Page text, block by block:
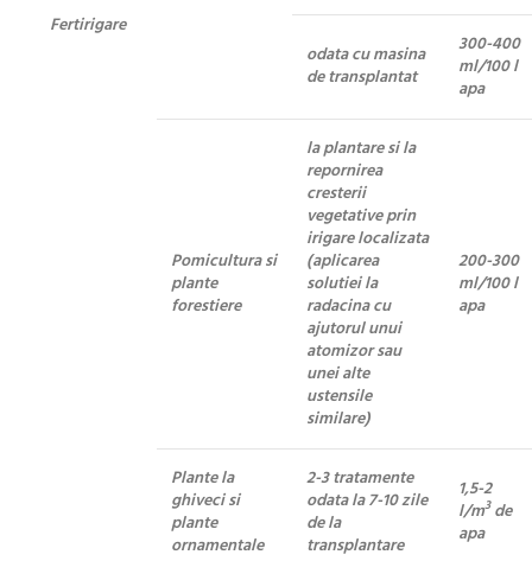
Fertirigare
odata cu masina
de transplantat
300-400
ml/100 l
apa
Pomicultura si
plante
forestiere
la plantare si la
repornirea
cresterii
vegetative prin
irigare localizata
(aplicarea
solutiei la
radacina cu
ajutorul unui
atomizor sau
unei alte
ustensile
similare)
200-300
ml/100 l
apa
Plante la
ghiveci si
plante
ornamentale
2-3 tratamente
odata la 7-10 zile
de la
transplantare
1,5-2
l/m3de
apa